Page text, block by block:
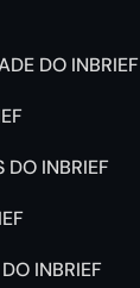
DO INBRIEF
DO INBRIEF
INBRIEF